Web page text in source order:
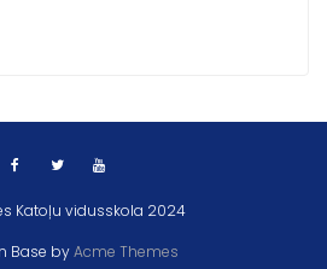
Katoļu vidusskola 2024
Base byAcme Themes